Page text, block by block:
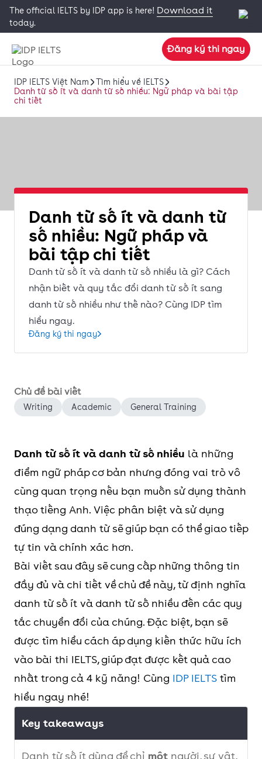
The official IELTS by IDP app is here! Download it
today.
Đăng ký thi ngay
IDP IELTS Việt Nam
Tìm hiểu về IELTS
Danh từ số ít và danh từ số nhiều: Ngữ pháp và bài tập
chi tiết
Danh từ số ít và danh từ
số nhiều: Ngữ pháp và
bài tập chi tiết
Danh từ số ít và danh từ số nhiều là gì? Cách
nhận biết và quy tắc đổi danh từ số ít sang
danh từ số nhiều như thế nào? Cùng IDP tìm
hiểu ngay.
Đăng ký thi ngay
Chủ đề bài viết
Writing Academic General Training
Danh từ số ít và danh từ số nhiều là những
điểm ngữ pháp cơ bản nhưng đóng vai trò vô
cùng quan trọng nếu bạn muốn sử dụng thành
thạo tiếng Anh. Việc phân biệt và sử dụng
đúng dạng danh từ sẽ giúp bạn có thể giao tiếp
tự tin và chính xác hơn.
Bài viết sau đây sẽ cung cấp những thông tin
đầy đủ và chi tiết về chủ đề này, từ định nghĩa
danh từ số ít và danh từ số nhiều đến các quy
tắc chuyển đổi của chúng. Đặc biệt, bạn sẽ
được tìm hiểu cách áp dụng kiến thức hữu ích
vào bài thi IELTS, giúp đạt được kết quả cao
nhất trong cả 4 kỹ năng! Cùng IDP IELTS tìm
hiểu ngay nhé!
Key takeaways
Danh từ số ít dùng để chỉ một người, sự vật,